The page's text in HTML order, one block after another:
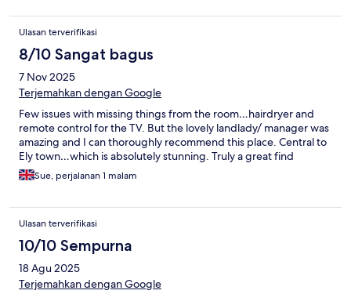
Ulasan terverifikasi
8/10 Sangat bagus
7 Nov 2025
Terjemahkan dengan Google
Few issues with missing things from the room…hairdryer and
remote control for the TV. But the lovely landlady/ manager was
amazing and I can thoroughly recommend this place. Central to
Ely town…which is absolutely stunning. Truly a great find
Sue, perjalanan 1 malam
Ulasan terverifikasi
10/10 Sempurna
18 Agu 2025
Terjemahkan dengan Google